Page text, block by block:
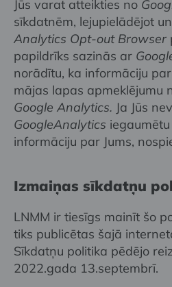
Jūs varat atteikties no
sīkdatnēm, lejupielādējot
Analytics Opt-out Browser
papildrīks sazinās ar
norādītu, ka informāciju
mājas lapas apmeklējumu
Google Analytics. Ja Jūs
GoogleAnalytics
informāciju par Jums,
Izmaiņas sīkdatņu
LNMM ir tiesīgs mainīt šo
tiks publicētas šajā
Sīkdatņu politika pēdējo
2022.gada 13.septembrī.